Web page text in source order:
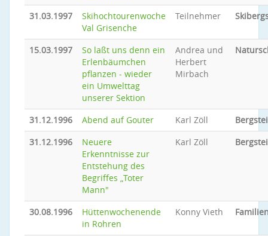
31.03.1997
Skihochtourenwoche
Val Grisenche
Teilnehmer
15.03.1997
So laßt uns denn ein
Erlenbäumchen
pflanzen - wieder
ein Umwelttag
unserer Sektion
Andrea und
Herbert
Mirbach
31.12.1996 Abend auf Gouter Karl Zöll
31.12.1996
Neuere
Erkenntnisse zur
Entstehung des
Begriffes „Toter
Mann"
Karl Zöll
30.08.1996
Hüttenwochenende
in Rohren
Konny Vieth